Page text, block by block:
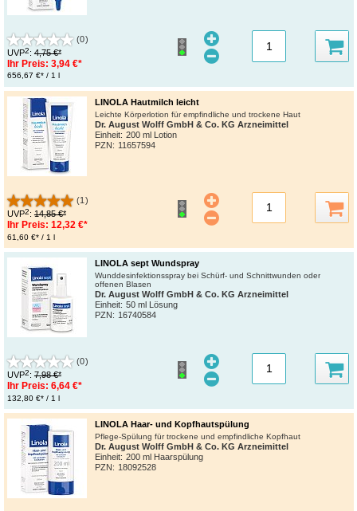
(0)
UVP2: 4,75 €*
Ihr Preis: 3,94 €*
656,67 €* / 1 l
LINOLA Hautmilch leicht
Leichte Körperlotion für empfindliche und trockene Haut
Dr. August Wolff GmbH & Co. KG Arzneimittel
Einheit: 200 ml Lotion
PZN: 11657594
(1)
UVP2: 14,85 €*
Ihr Preis: 12,32 €*
61,60 €* / 1 l
LINOLA sept Wundspray
Wunddesinfektionsspray bei Schürf- und Schnittwunden oder
offenen Blasen
Dr. August Wolff GmbH & Co. KG Arzneimittel
Einheit: 50 ml Lösung
PZN: 16740584
(0)
UVP2: 7,98 €*
Ihr Preis: 6,64 €*
132,80 €* / 1 l
LINOLA Haar- und Kopfhautspülung
Pflege-Spülung für trockene und empfindliche Kopfhaut
Dr. August Wolff GmbH & Co. KG Arzneimittel
Einheit: 200 ml Haarspülung
PZN: 18092528